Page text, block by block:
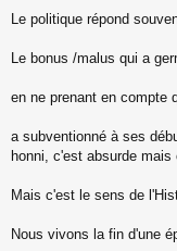
s
a
Le politique répond
Le bonus /malus qui a
en ne prenant en compte
a subventionné à ses
honni, c'est absurde
Mais c'est le sens de
Nous vivons la fin d'une